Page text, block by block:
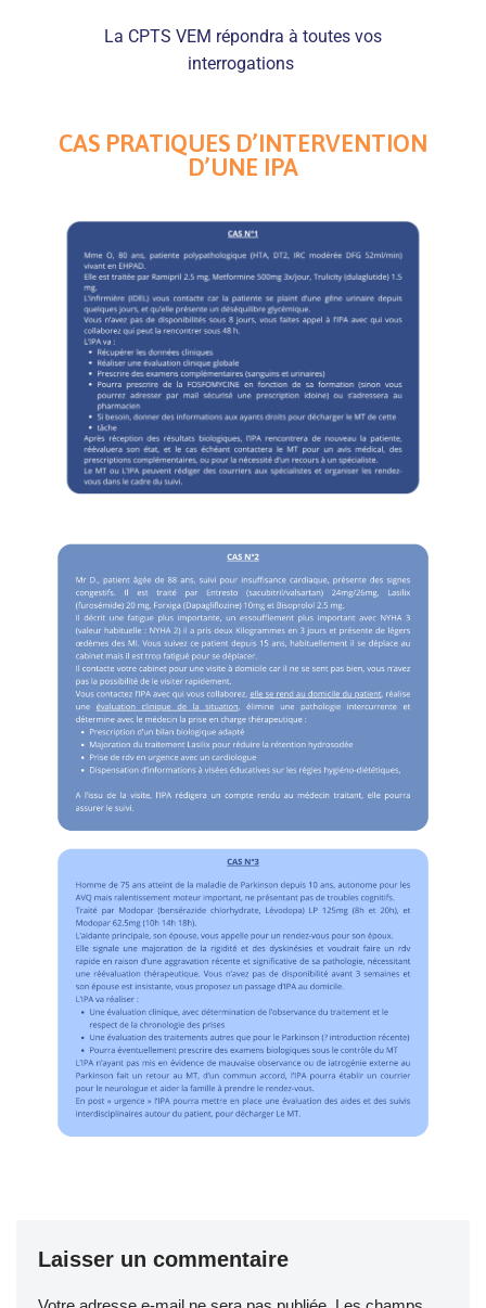
La CPTS VEM répondra à toutes vos
interrogations
CAS PRATIQUES D’INTERVENTION
D’UNE IPA
Laisser un commentaire